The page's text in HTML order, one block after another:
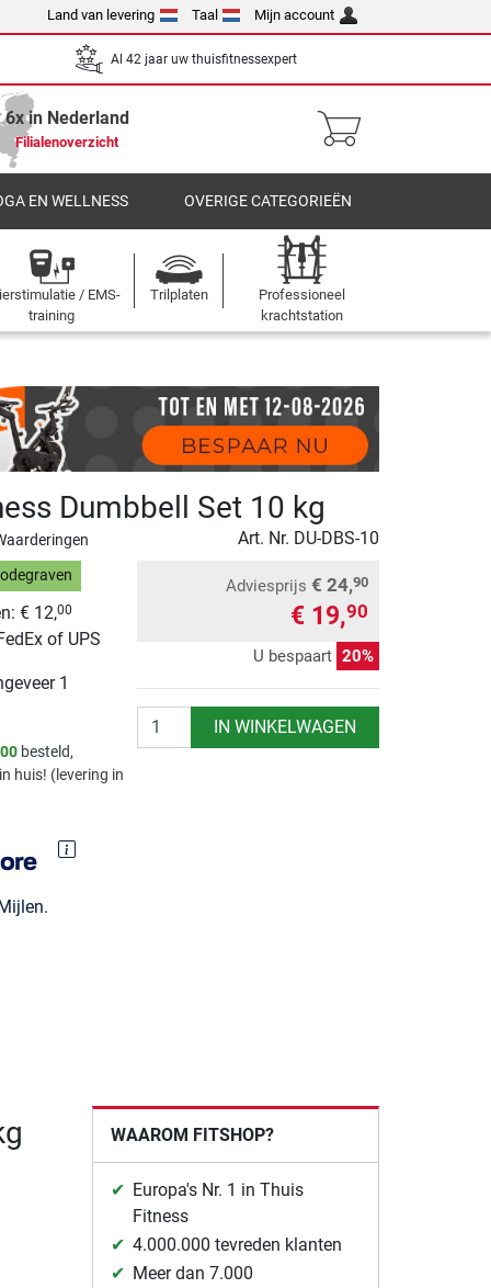
Land van levering Taal Mijn account
Al 42 jaar uw thuisfitnessexpert
6x in Nederland
Filialenoverzicht
EN WELLNESS OVERIGE CATEGORIEËN
/ EMS-
training
Trilplaten
Professioneel
krachtstation
Dumbbell Set 10 kg
Art. Nr. DU-DBS-10
€ 12,00
of UPS
1
besteld,
huis! (levering in
Adviesprijs € 24,90
€ 19,90
U bespaart 20%
Aantal IN WINKELWAGEN
WAAROM FITSHOP?
Europa's Nr. 1 in Thuis
Fitness
4.000.000 tevreden klanten
Meer dan 7.000